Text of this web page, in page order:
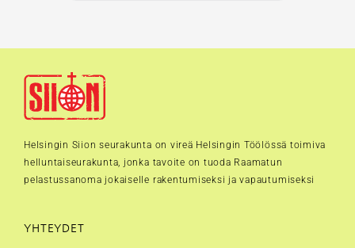
Helsingin Siion seurakunta on vireä Helsingin Töölössä toimiva
helluntaiseurakunta, jonka tavoite on tuoda Raamatun
pelastussanoma jokaiselle rakentumiseksi ja vapautumiseksi
YHTEYDET